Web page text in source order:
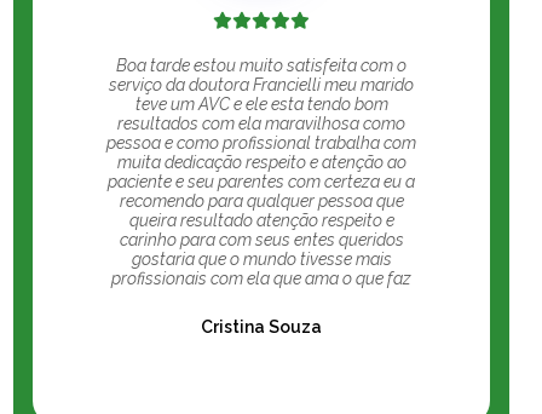
Boa tarde estou muito satisfeita com o
serviço da doutora Francielli meu marido
teve um AVC e ele esta tendo bom
resultados com ela maravilhosa como
pessoa e como profissional trabalha com
muita dedicação respeito e atenção ao
paciente e seu parentes com certeza eu a
recomendo para qualquer pessoa que
queira resultado atenção respeito e
carinho para com seus entes queridos
gostaria que o mundo tivesse mais
profissionais com ela que ama o que faz
Cristina Souza